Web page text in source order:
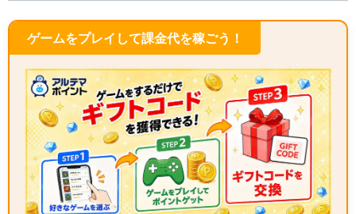
ゲームをプレイして課金代を稼ごう！